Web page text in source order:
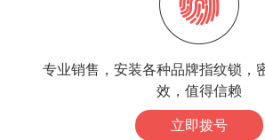
专业销售，安装各种品牌指纹锁，
效，值得信赖
立即拨号